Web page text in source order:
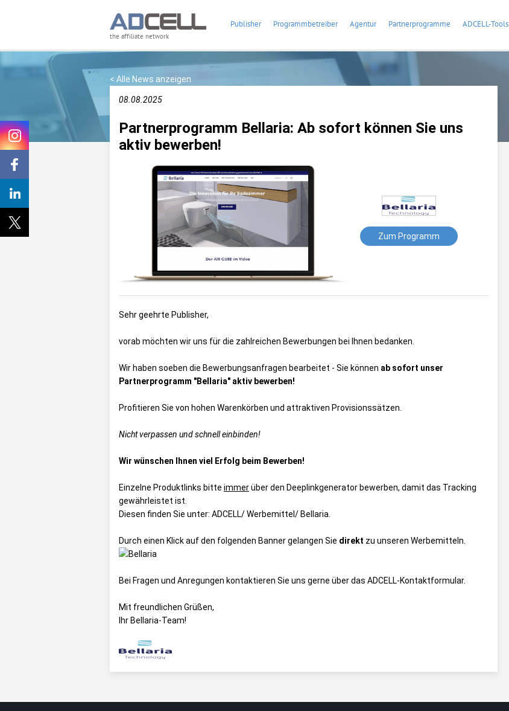
the affiliate network
Publisher Programmbetreiber Agentur Partnerprogramme ADCELL-Tools
< Alle News anzeigen
08.08.2025
Partnerprogramm Bellaria: Ab sofort können Sie uns
aktiv bewerben!
Zum Programm
Sehr geehrte Publisher,
vorab möchten wir uns für die zahlreichen Bewerbungen bei Ihnen bedanken.
Wir haben soeben die Bewerbungsanfragen bearbeitet - Sie können ab sofort unser
Partnerprogramm "Bellaria" aktiv bewerben!
Profitieren Sie von hohen Warenkörben und attraktiven Provisionssätzen.
Nicht verpassen und schnell einbinden!
Wir wünschen Ihnen viel Erfolg beim Bewerben!
Einzelne Produktlinks bitte immerüber den Deeplinkgenerator bewerben, damit das Tracking
gewährleistet ist.
Diesen finden Sie unter: ADCELL/ Werbemittel/ Bellaria
Durch einen Klick auf den folgenden Banner gelangen Sie direkt zu unseren Werbemitteln.
Bei Fragen und Anregungen kontaktieren Sie uns gerne über das ADCELL-Kontaktformular.
Mit freundlichen Grüßen,
Ihr Bellaria-Team!